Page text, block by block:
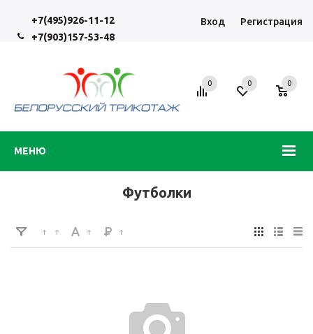
+7(495)926-11-12
+7(903)157-53-48
Вход Регистрация
МЕНЮ
0 0 0
Футболки